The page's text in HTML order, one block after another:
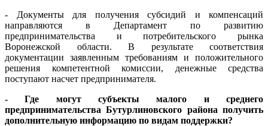
- Документы для получения субсидий и компенсаций
направляются в Департамент по развитию
предпринимательства и потребительского рынка
Воронежской области. В результате соответствия
документации заявленным требованиям и положительного
решения компетентной комиссии, денежные средства
поступают насчет предпринимателя.
- Где могут субъекты малого и среднего
предпринимательства Бутурлиновского района получить
дополнительную информацию по видам поддержки?